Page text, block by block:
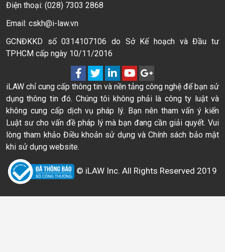
Điện thoại: (028) 7303 2868
Email: cskh@i-law.vn
GCNĐKKD số 0314107106 do Sở Kế hoạch và Đầu tư
TPHCM cấp ngày 10/11/2016
iLAW chỉ cung cấp thông tin và nền tảng công nghệ để bạn sử
dụng thông tin đó. Chúng tôi không phải là công ty luật và
không cung cấp dịch vụ pháp lý. Bạn nên tham vấn ý kiến
Luật sư cho vấn đề pháp lý mà bạn đang cần giải quyết. Vui
lòng tham khảo Điều khoản sử dụng và Chính sách bảo mật
khi sử dụng website.
© iLAW Inc. All Rights Reserved 2019